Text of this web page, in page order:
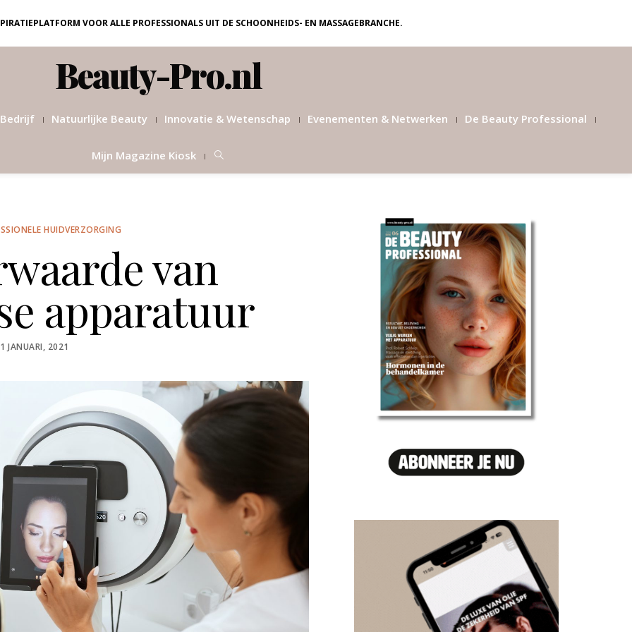
VOOR ALLE PROFESSIONALS UIT DE SCHOONHEIDS- EN MASSAGEBRANCHE.
Beauty-Pro.nl
Natuurlijke Beauty Innovatie & Wetenschap Evenementen & Netwerken De Beauty Professional
Mijn Magazine Kiosk
HUIDVERZORGING
van
apparatuur
JANUARI, 2021